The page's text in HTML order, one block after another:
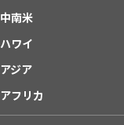
中南米
ハワイ
アジア
アフリカ